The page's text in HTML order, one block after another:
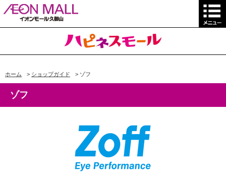
ホーム > ショップガイド > ゾフ
ゾフ